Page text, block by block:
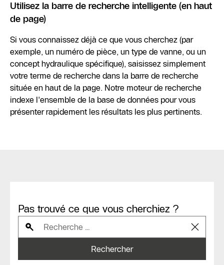
Utilisez la barre de recherche intelligente (en haut
de page)
Si vous connaissez déjà ce que vous cherchez (par
exemple, un numéro de pièce, un type de vanne, ou un
concept hydraulique spécifique), saisissez simplement
votre terme de recherche dans la barre de recherche
située en haut de la page. Notre moteur de recherche
indexe l'ensemble de la base de données pour vous
présenter rapidement les résultats les plus pertinents.
Pas trouvé ce que vous cherchiez ?
Rechercher